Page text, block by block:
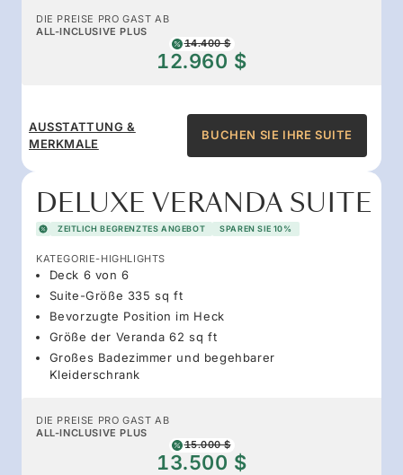
DIE PREISE PRO GAST AB
ALL-INCLUSIVE PLUS
14.400 $
12.960 $
AUSSTATTUNG &
MERKMALE
BUCHEN SIE IHRE SUITE
DELUXE VERANDA SUITE
ZEITLICH BEGRENZTES ANGEBOT SPAREN SIE 10%
KATEGORIE-HIGHLIGHTS
Deck 6 von 6
Suite-Größe 335 sq ft
Bevorzugte Position im Heck
Größe der Veranda 62 sq ft
Großes Badezimmer und begehbarer
Kleiderschrank
DIE PREISE PRO GAST AB
ALL-INCLUSIVE PLUS
15.000 $
13.500 $